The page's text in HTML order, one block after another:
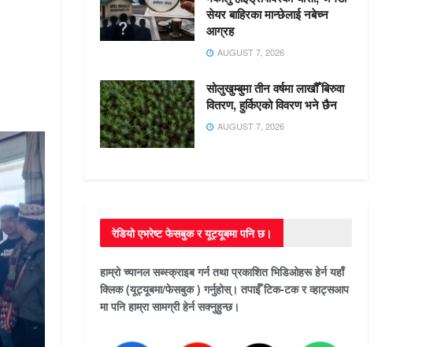
सेयर बाहिरका मान्छेलाई नबेच्न
आग्रह
AUGUST 7, 2026
सोलुखुम्बुमा तीन वर्षमा लाखौँ बिरुवा
वितरण, हुर्किएको विवरण भने छैन
AUGUST 7, 2026
रेडियो एभरेष्ट फेसबुक र यूट्यूबमा पनि छ।
हाम्रो च्यानल सब्स्क्राइब गर्न तथा प्रकाशित भिडिओहरू हेर्न यहाँ
क्लिक (यूट्यूबमा/फेसबुक ) गर्नुहोस्। तपाईँ टिक-टक र व्हाट्सआप
मा पनि हाम्रा सामग्री हेर्न सक्नुहुन्छ।